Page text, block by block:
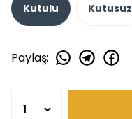
Kutulu Kutusuz
Paylaş: